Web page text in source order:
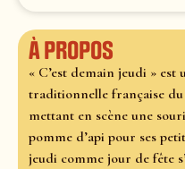
À propos
« C’est demain jeudi » est
traditionnelle française
mettant en scène une
pomme d’api pour ses
jeudi comme jour de fête